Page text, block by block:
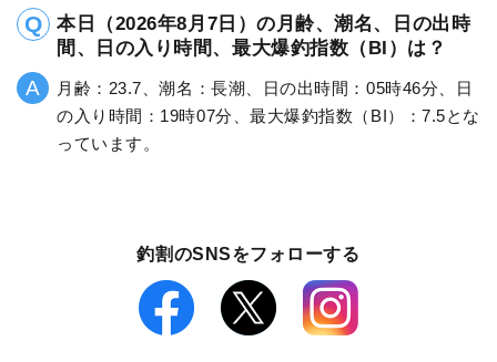
本日（2026年8月7日）の月齢、潮名、日の出時
間、日の入り時間、最大爆釣指数（BI）は？
月齢：23.7、潮名：長潮、日の出時間：05時46分、日
の入り時間：19時07分、最大爆釣指数（BI）：7.5とな
っています。
釣割のSNSをフォローする